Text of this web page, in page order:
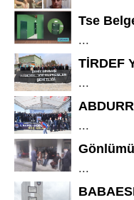
Tse
...
TİRDEF
...
...
...